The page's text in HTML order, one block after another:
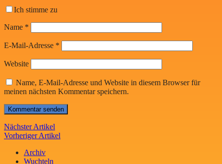
Ich stimme zu
Name *
E-Mail-Adresse *
Website
Name, E-Mail-Adresse und Website in diesem Browser für
meinen nächsten Kommentar speichern.
Nächster Artikel
Vorheriger Artikel
Archiv
Wuchteln